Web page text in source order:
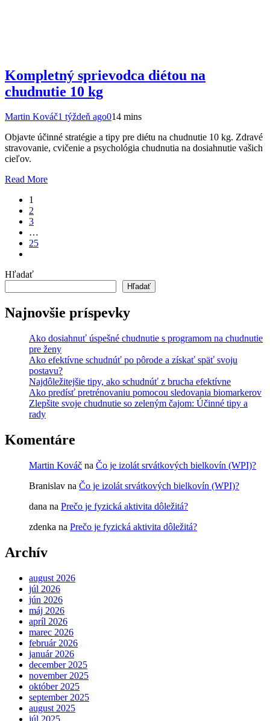
Kompletný sprievodca diétou na
chudnutie 10 kg
Martin Kováč1 týždeň ago014 mins
Objavte účinné stratégie a tipy pre diétu na chudnutie 10 kg. Zdravé
stravovanie, cvičenie a psychológia chudnutia na dosiahnutie vašich
cieľov.
Read More
1
2
3
…
25
Hľadať
Hľadať
Najnovšie príspevky
Ako dosiahnuť úspešné chudnutie s programom na chudnutie
pre ženy
Ako efektívne schudnúť po pôrode a získať späť svoju
postavu?
Najdôležitejšie tipy, ako schudnúť z brucha efektívne
Ako predísť pretrénovaniu pomocou sledovania biomarkerov
Zlepšite svoje chudnutie so zeleným čajom: Účinné tipy a
rady
Komentáre
Martin Kováč na Čo je izolát srvátkových bielkovín (WPI)?
Branislav na Čo je izolát srvátkových bielkovín (WPI)?
dana na Prečo je fyzická aktivita dôležitá?
zdenka na Prečo je fyzická aktivita dôležitá?
Archív
august 2026
júl 2026
jún 2026
máj 2026
apríl 2026
marec 2026
február 2026
január 2026
december 2025
november 2025
október 2025
september 2025
august 2025
júl 2025